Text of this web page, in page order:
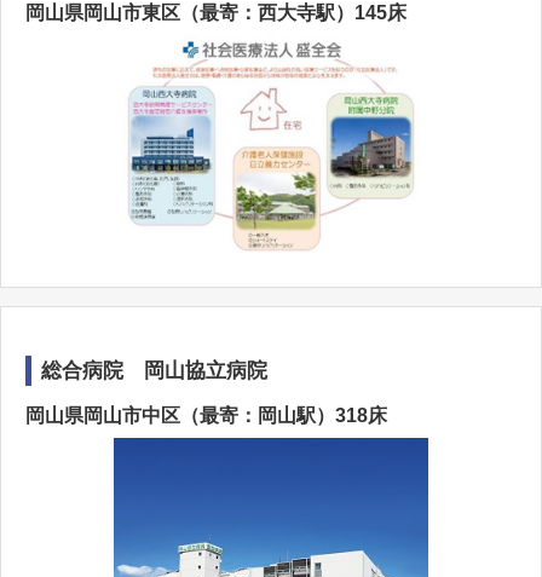
岡山県岡山市東区（最寄：西大寺駅）145床
総合病院 岡山協立病院
岡山県岡山市中区（最寄：岡山駅）318床